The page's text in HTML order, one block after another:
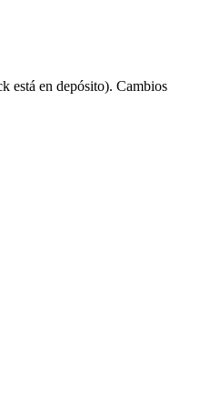
está en depósito). Cambios